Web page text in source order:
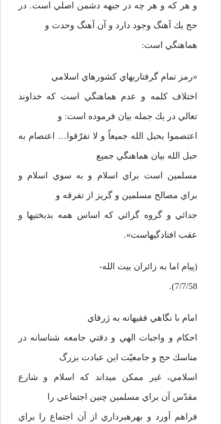
و هر كه و هر چه در جبهه دشمن اصلي است. در
حج يك آهنگ وجود دارد و آن آهنگ وحدت و
هماهنگي است:
«رمز تمام گرفتاريهاي كشورهاي اسلامي
اختلاف كلمه و عدم هماهنگي است كه خداوند
تعالي در يك جمله بيان فرموده است: و
اعتصموا بحبل الله جميعاً و لا تفرّقوا… اعتصام به
حبل الله بيان هماهنگي جميع
مسلمين است براي اسلام و به سوي اسلام و
براي مصالح مسلمين و گريز از تفرقه و
جدائي و گروه گرائي كه اساس همه بدبختي­ها و
عقب افتادگي­هاست».
(پيام اما به زائران بيت الله-
7/7/58).
امام با نگاهي فقيهانه به ژرفاي
احكام و واجبات الهي و دقتي جامعه شناسانه در
مناسك حج و جامعيّت اين عبادت بزرگ
اسلامي، غير ممكن ميداند كه اسلام و شارع
مقدّس آن براي مسلمين چنين اجتماعي را
فراهم آورد و بهره­برداري از آن اجتماع را براي